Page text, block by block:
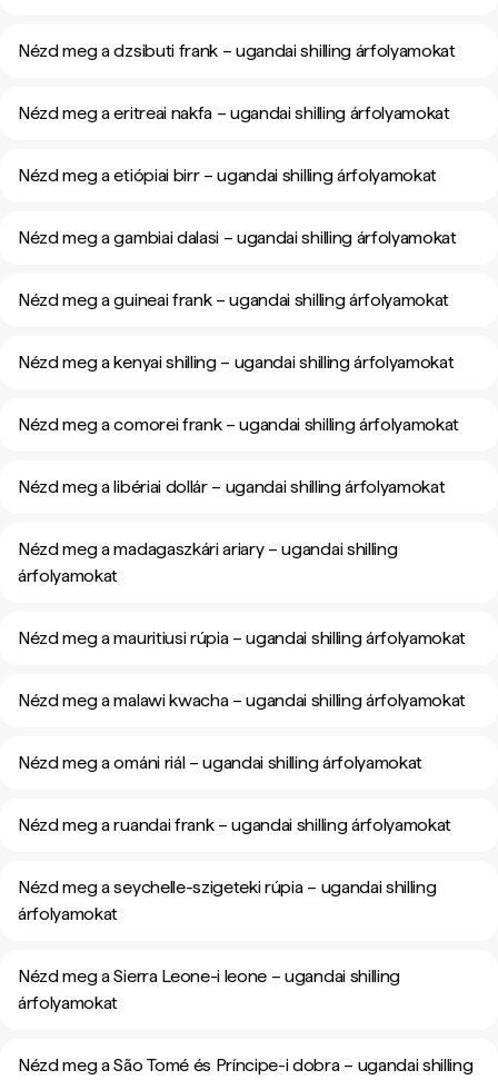
Nézd meg a dzsibuti frank – ugandai shilling árfolyamokat
Nézd meg a eritreai nakfa – ugandai shilling árfolyamokat
Nézd meg a etiópiai birr – ugandai shilling árfolyamokat
Nézd meg a gambiai dalasi – ugandai shilling árfolyamokat
Nézd meg a guineai frank – ugandai shilling árfolyamokat
Nézd meg a kenyai shilling – ugandai shilling árfolyamokat
Nézd meg a comorei frank – ugandai shilling árfolyamokat
Nézd meg a libériai dollár – ugandai shilling árfolyamokat
Nézd meg a madagaszkári ariary – ugandai shilling
árfolyamokat
Nézd meg a mauritiusi rúpia – ugandai shilling árfolyamokat
Nézd meg a malawi kwacha – ugandai shilling árfolyamokat
Nézd meg a ománi riál – ugandai shilling árfolyamokat
Nézd meg a ruandai frank – ugandai shilling árfolyamokat
Nézd meg a seychelle-szigeteki rúpia – ugandai shilling
árfolyamokat
Nézd meg a Sierra Leone-i leone – ugandai shilling
árfolyamokat
Nézd meg a São Tomé és Príncipe-i dobra – ugandai shilling